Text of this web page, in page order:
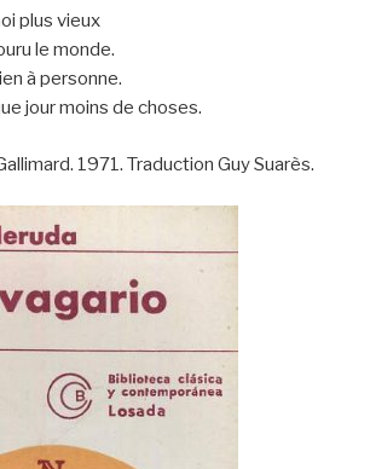
plus vieux
le monde.
à personne.
jour moins de choses.
1971. Traduction Guy Suarès.